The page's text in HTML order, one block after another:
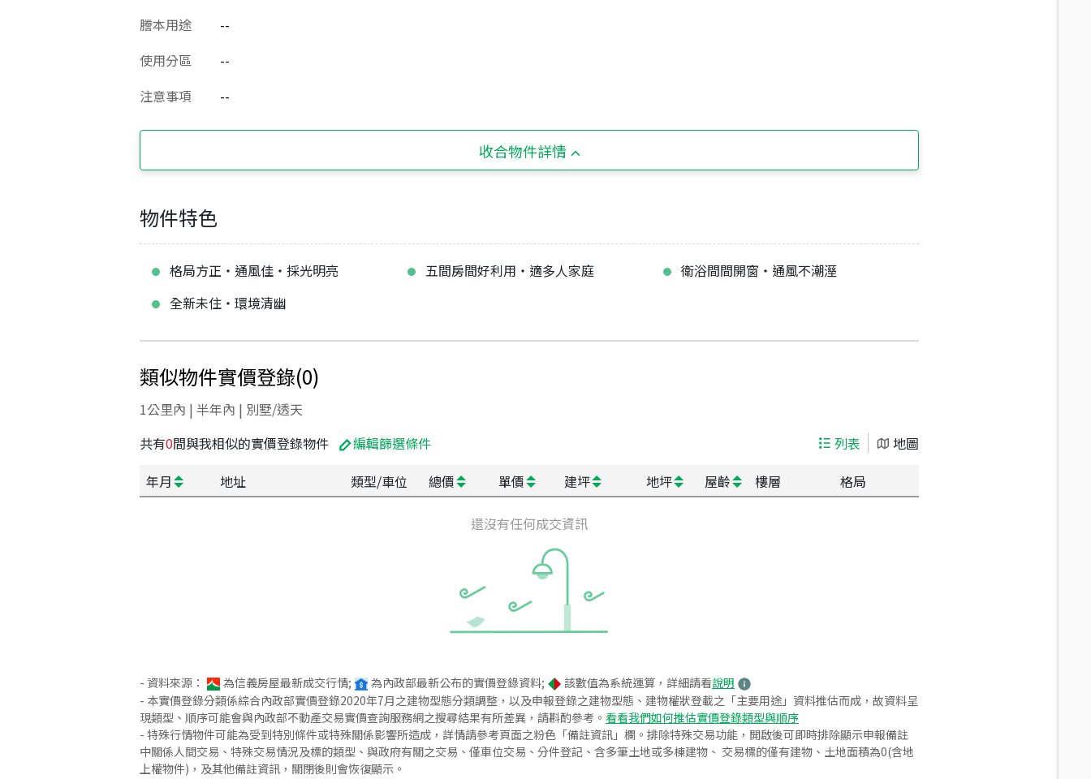
謄本用途
--
使用分區
--
注意事項
--
收合物件詳情
物件特色
格局方正‧通風佳‧採光明亮 五間房間好利用‧適多人家庭
衛浴間間開窗‧通風不潮溼
全新未住‧環境清幽
類似物件實價登錄(0)
1公里內 | 半年內 | 別墅/透天
共有0間與我相似的實價登錄物件 編輯篩選條件 列表
地圖
年月
地址 類型/車位 總價 單價 建坪 地坪 屋齡 樓層 格局
還沒有任何成交資訊
- 資料來源： 為信義房屋最新成交行情; 為內政部最新公布的實價登錄資料; 該數值為系統運算，詳細請看說明
- 本實價登錄分類係綜合內政部實價登錄2020年7月之建物型態分類調整，以及申報登錄之建物型態、建物權狀登載之「主要用途」資料推估而成，故資料呈
現類型、順序可能會與內政部不動產交易實價查詢服務網之搜尋結果有所差異，請斟酌參考。 看看我們如何推估實價登錄類型與順序
- 特殊行情物件可能為受到特別條件或特殊關係影響所造成，詳情請參考頁面之粉色「備註資訊」欄。排除特殊交易功能，開啟後可即時排除顯示申報備註
中關係人間交易、特殊交易情況及標的類型、與政府有關之交易、僅車位交易、分件登記、含多筆土地或多棟建物、 交易標的僅有建物、土地面積為0(含地
上權物件)，及其他備註資訊，關閉後則會恢復顯示。